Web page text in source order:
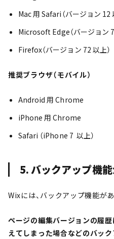
Mac 用 Safari（バージョン 12
Microsoft Edge（バージョン
Firefox（バージョン 72 以上）
推奨ブラウザ（モバイル）
Android 用 Chrome
iPhone 用 Chrome
Safari （iPhone 7 以上）
5. バックアップ機
Wixには、バックアップ機能が
ページの編集バージョンの履
えてしまった場合などのバッ